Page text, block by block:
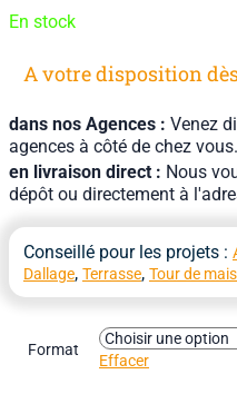
En stock
A votre disposition
dans nos Agences : Venez
agences à côté de chez vous.
en livraison direct : Nous
dépôt ou directement à
Conseillé pour les projets :
Dallage, Terrasse, Tour de
Format
Effacer